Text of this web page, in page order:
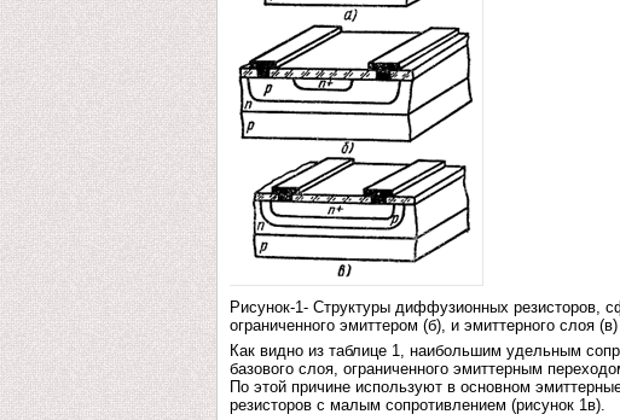
Рисунок-1- Структуры диффузионных резисторов,
ограниченного эмиттером (б), и эмиттерного слоя (в)
Как видно из таблице 1, наибольшим удельным
базового слоя, ограниченного эмиттерным
По этой причине используют в основном
резисторов с малым сопротивлением (рисунок 1в).